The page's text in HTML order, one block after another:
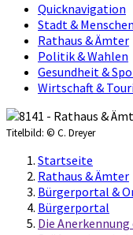
Quicknavigation
Stadt & Menschen
Rathaus & Ämter
Politik & Wahlen
Gesundheit &
Wirtschaft &
Titelbild: © C. Dreyer
Startseite
Rathaus & Ämter
Bürgerportal &
Bürgerportal
Die